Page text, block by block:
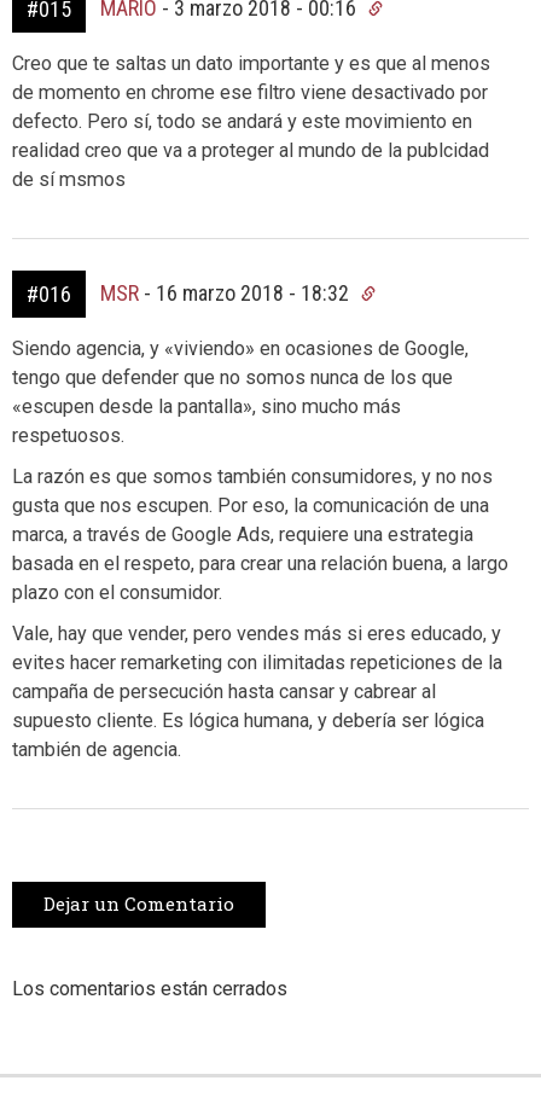
#015 MARIO - 3 marzo 2018 - 00:16
Creo que te saltas un dato importante y es que al menos
de momento en chrome ese filtro viene desactivado por
defecto. Pero sí, todo se andará y este movimiento en
realidad creo que va a proteger al mundo de la publcidad
de sí msmos
#016 MSR - 16 marzo 2018 - 18:32
Siendo agencia, y «viviendo» en ocasiones de Google,
tengo que defender que no somos nunca de los que
«escupen desde la pantalla», sino mucho más
respetuosos.
La razón es que somos también consumidores, y no nos
gusta que nos escupen. Por eso, la comunicación de una
marca, a través de Google Ads, requiere una estrategia
basada en el respeto, para crear una relación buena, a largo
plazo con el consumidor.
Vale, hay que vender, pero vendes más si eres educado, y
evites hacer remarketing con ilimitadas repeticiones de la
campaña de persecución hasta cansar y cabrear al
supuesto cliente. Es lógica humana, y debería ser lógica
también de agencia.
Dejar un Comentario
Los comentarios están cerrados